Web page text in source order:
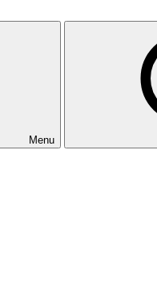
Menu